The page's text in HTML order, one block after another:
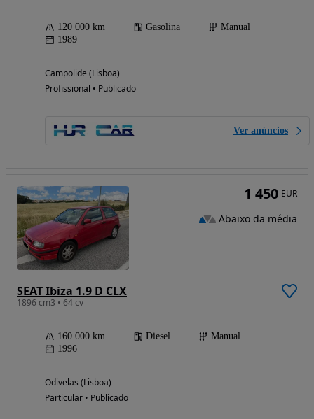
120 000 km Gasolina
Manual
1989
Campolide (Lisboa)
Profissional • Publicado
Ver anúncios
SEAT Ibiza 1.9 D CLX
1896 cm3 • 64 cv
160 000 km Diesel
Manual
1996
Odivelas (Lisboa)
Particular • Publicado
1 450 EUR
Abaixo da média